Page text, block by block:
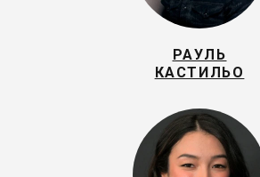
РАУЛЬ
КАСТИЛЬО